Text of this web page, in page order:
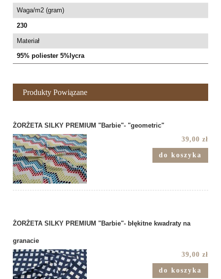
Waga/m2 (gram)
230
Materiał
95% poliester 5%lycra
Produkty Powiązane
ŻORŻETA SILKY PREMIUM "Barbie"- "geometric"
39,00 zł
do koszyka
ŻORŻETA SILKY PREMIUM "Barbie"- błękitne kwadraty na
granacie
39,00 zł
do koszyka